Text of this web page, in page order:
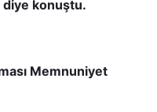
konuştu.
Memnuniyet